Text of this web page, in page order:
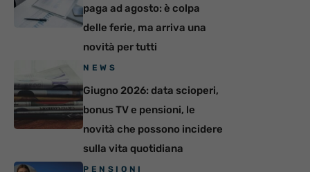
paga ad agosto: è colpa
delle ferie, ma arriva una
novità per tutti
NEWS
Giugno 2026: data scioperi,
bonus TV e pensioni, le
novità che possono incidere
sulla vita quotidiana
PENSIONI